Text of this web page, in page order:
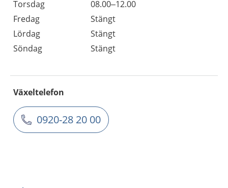
Torsdag
08.00–12.00
Fredag
Stängt
Lördag
Stängt
Söndag
Stängt
Växeltelefon
0920-28 20 00